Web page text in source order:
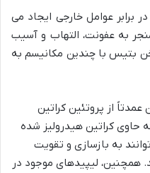
برابر عوامل خارجی ایجاد می
به عفونت، التهاب و آسیب
بتیس با چندین مکانیسم به
عمدتاً از پروتئین کراتین
کراتین هیدرولیز شده
به بازسازی و تقویت
همچنین، لیپیدهای موجود در